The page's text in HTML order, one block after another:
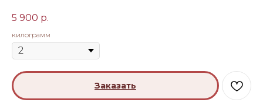
5 900 р.
килограмм
Заказать